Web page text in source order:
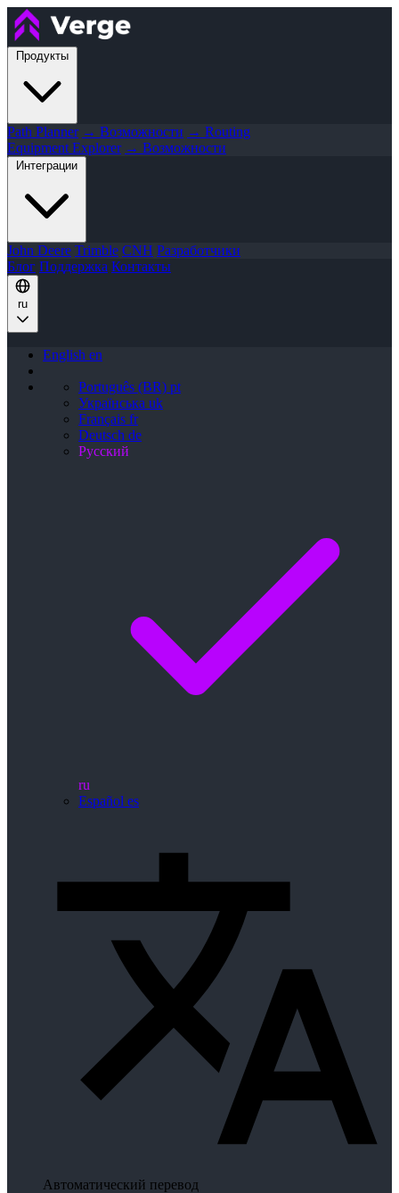
Продукты
Path Planner → Возможности → Routing
Equipment Explorer → Возможности
Интеграции
John Deere Trimble CNH Разработчики
Блог Поддержка Контакты
ru
English en
Português (BR) pt
Українська uk
Français fr
Deutsch de
Русский
ru
Español es
Автоматический перевод